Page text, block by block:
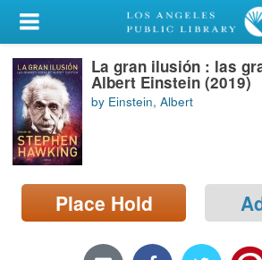
My Account
Library Card
Sign In
Search
Locations/Hours (external
page)
La gran ilusión : las
Albert Einstein (2019)
by Einstein, Albert
Place Hold